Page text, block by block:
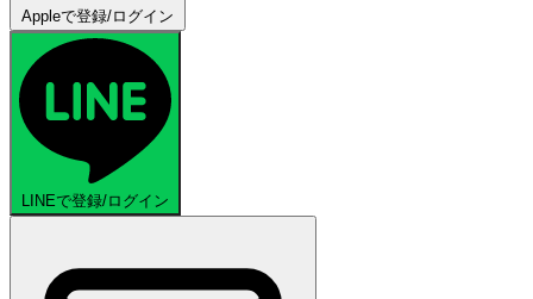
Appleで登録/ログイン
LINEで登録/ログイン